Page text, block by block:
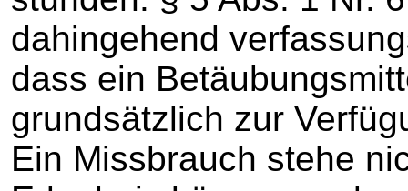
dahingehend
dass ein
grundsätzlich zur
Ein Missbrauch stehe